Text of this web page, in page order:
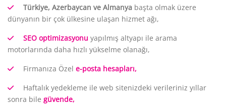
Türkiye, Azerbaycan ve Almanya başta olmak üzere
dünyanın bir çok ülkesine ulaşan hizmet ağı,
SEO optimizasyonu yapılmış altyapı ile arama
motorlarında daha hızlı yükselme olanağı,
Firmanıza Özel e-posta hesapları,
Haftalık yedekleme ile web sitenizdeki verileriniz yıllar
sonra bile güvende,